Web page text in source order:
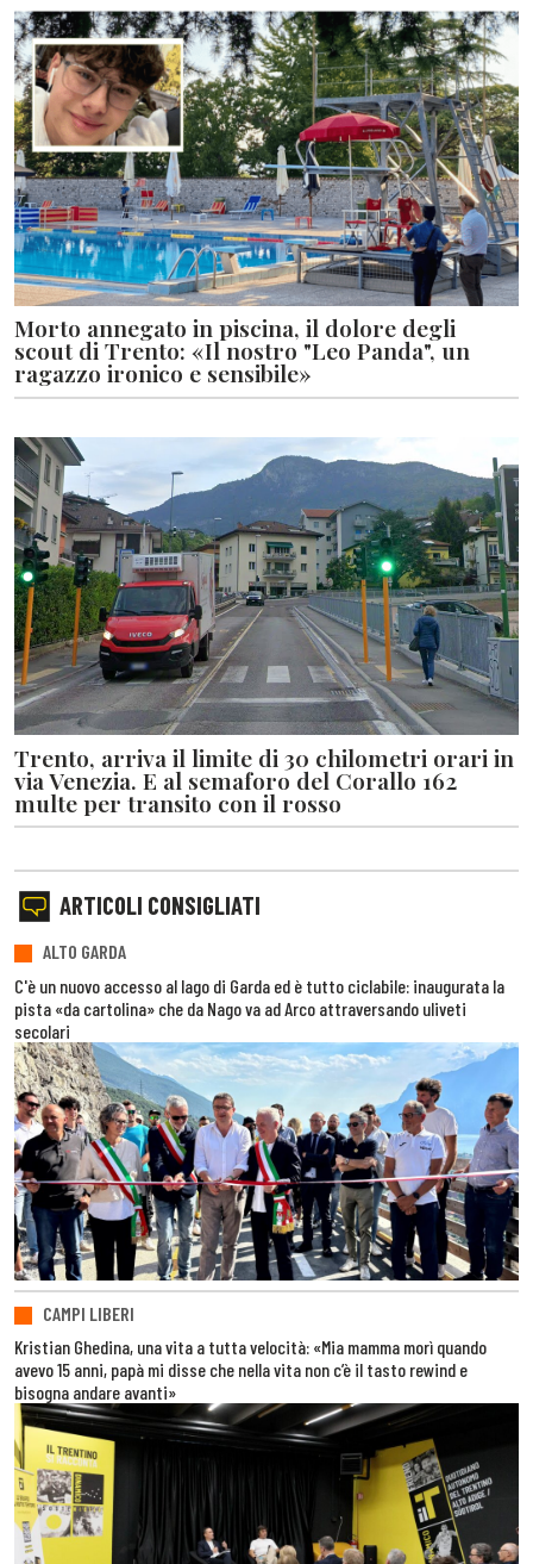
Morto annegato in piscina, il dolore degli
scout di Trento: «Il nostro "Leo Panda", un
ragazzo ironico e sensibile»
Trento, arriva il limite di 30 chilometri orari in
via Venezia. E al semaforo del Corallo 162
multe per transito con il rosso
ARTICOLI CONSIGLIATI
ALTO GARDA
C'è un nuovo accesso al lago di Garda ed è tutto ciclabile: inaugurata la
pista «da cartolina» che da Nago va ad Arco attraversando uliveti
secolari
CAMPI LIBERI
Kristian Ghedina, una vita a tutta velocità: «Mia mamma morì quando
avevo 15 anni, papà mi disse che nella vita non c’è il tasto rewind e
bisogna andare avanti»